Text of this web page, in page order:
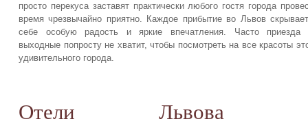
просто перекуса заставят практически любого гостя города
время чрезвычайно приятно. Каждое прибытие во Львов
себе особую радость и яркие впечатления. Часто приезда
выходные попросту не хватит, чтобы посмотреть на все красоты
удивительного города.
Отели Львова